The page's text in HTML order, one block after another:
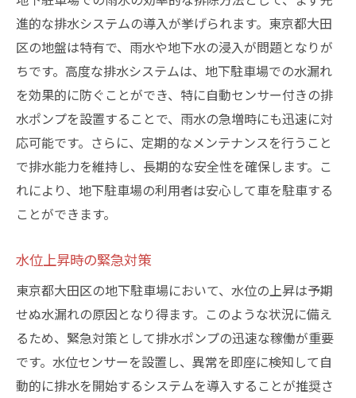
進的な排水システムの導入が挙げられます。東京都大田
区の地盤は特有で、雨水や地下水の浸入が問題となりが
ちです。高度な排水システムは、地下駐車場での水漏れ
を効果的に防ぐことができ、特に自動センサー付きの排
水ポンプを設置することで、雨水の急増時にも迅速に対
応可能です。さらに、定期的なメンテナンスを行うこと
で排水能力を維持し、長期的な安全性を確保します。こ
れにより、地下駐車場の利用者は安心して車を駐車する
ことができます。
水位上昇時の緊急対策
東京都大田区の地下駐車場において、水位の上昇は予期
せぬ水漏れの原因となり得ます。このような状況に備え
るため、緊急対策として排水ポンプの迅速な稼働が重要
です。水位センサーを設置し、異常を即座に検知して自
動的に排水を開始するシステムを導入することが推奨さ